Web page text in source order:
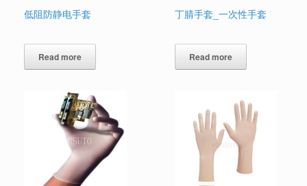
低阻防静电手套
Read more
丁腈手套_一次性手套
Read more